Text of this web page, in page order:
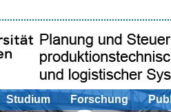
Studium Forschung